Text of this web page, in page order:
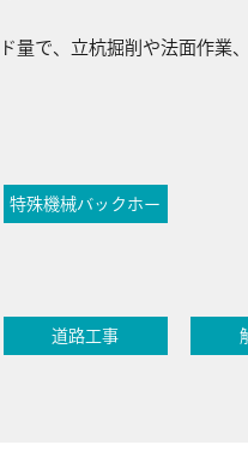
量で、立杭掘削や法面作業
特殊機械バックホー
道路工事